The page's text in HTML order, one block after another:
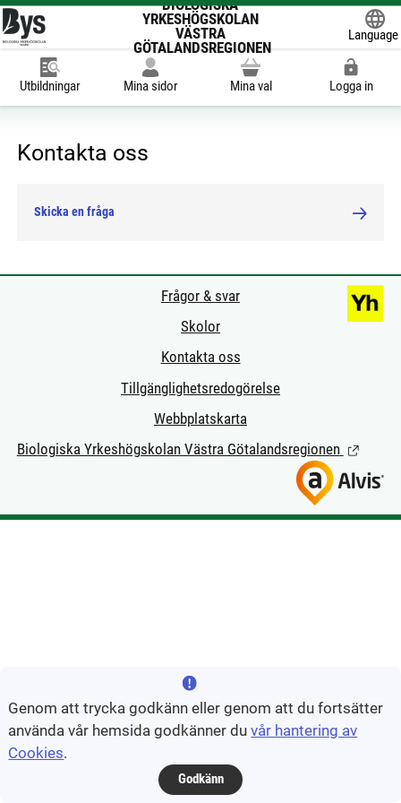
BIOLOGISKA
YRKESHÖGSKOLAN
VÄSTRA
GÖTALANDSREGIONEN
Language
Utbildningar Mina sidor Mina val Logga in
Kontakta oss
Skicka en fråga
Frågor & svar
Skolor
Kontakta oss
Tillgänglighetsredogörelse
Webbplatskarta
Biologiska Yrkeshögskolan Västra Götalandsregionen (Länk till
Genom att trycka godkänn eller genom att du fortsätter
använda vår hemsida godkänner duvår hantering av
Cookies.
Godkänn